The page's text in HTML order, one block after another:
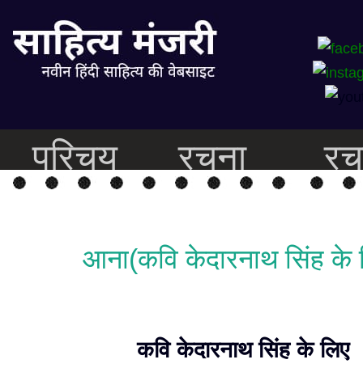
परिचय रचना
आना(कवि केदारनाथ सिंह के
कवि केदारनाथ सिंह के लिए